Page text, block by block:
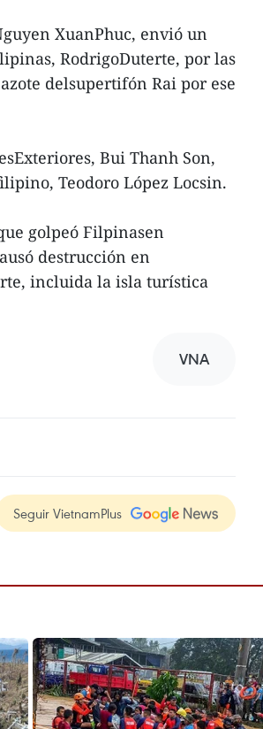
XuanPhuc, envió un
RodrigoDuterte, por las
delsupertifón Rai por ese
Bui Thanh Son,
Teodoro López Locsin.
golpeó Filpinasen
destrucción en
incluida la isla turística
VNA
Seguir VietnamPlus